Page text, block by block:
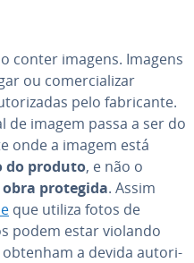
conter imagens. Imagens
ou co­mer­ci­a­li­zar
pelo fa­bri­cante.
de imagem passa a ser do
onde a imagem está
do produto, e não o
obra protegida. Assim
que utiliza fotos de
podem estar violando
obtenham a devida au­to­ri­